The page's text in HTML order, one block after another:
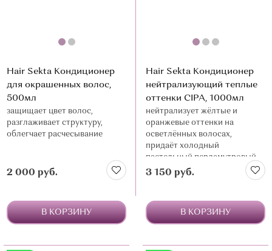
Hair Sekta Кондиционер
для окрашенных волос,
500мл
защищает цвет волос,
разглаживает структуру,
облегчает расчесывание
2 000 руб.
В КОРЗИНУ
Hair Sekta Кондиционер
нейтрализующий теплые
оттенки CIPA, 1000мл
нейтрализует жёлтые и
оранжевые оттенки на
осветлённых волосах,
придаёт холодный
пастельный перламутровый
цвет
3 150 руб.
В КОРЗИНУ